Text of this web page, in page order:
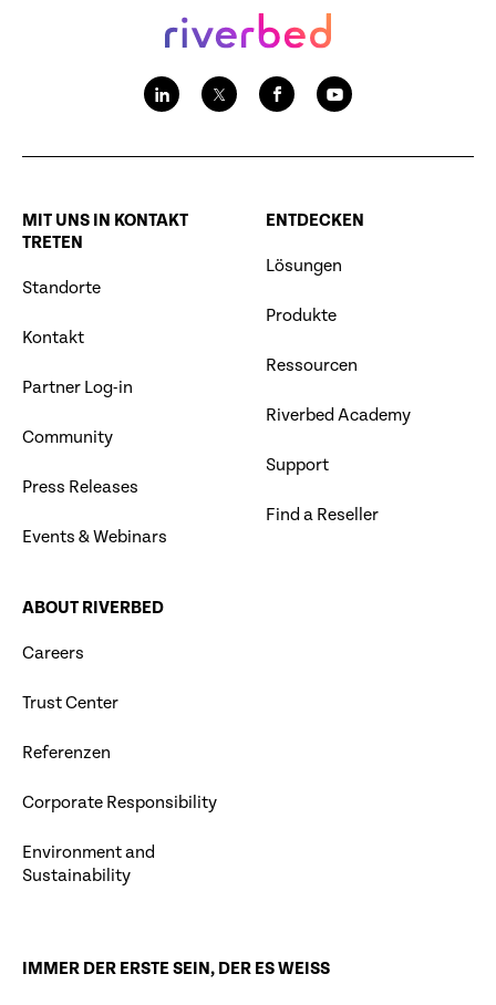
MIT UNS IN KONTAKT
TRETEN
Standorte
Kontakt
Partner Log-in
Community
Press Releases
Events & Webinars
ENTDECKEN
Lösungen
Produkte
Ressourcen
Riverbed Academy
Support
Find a Reseller
ABOUT RIVERBED
Careers
Trust Center
Referenzen
Corporate Responsibility
Environment and
Sustainability
IMMER DER ERSTE SEIN, DER ES WEISS